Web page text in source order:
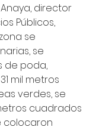
director
Públicos,
se
se
de poda,
mil metros
verdes, se
cuadrados
colocaron